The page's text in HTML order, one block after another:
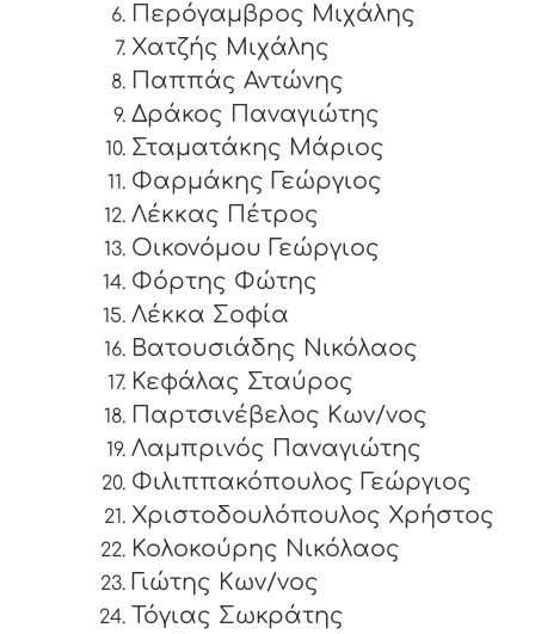
Περόγαμβρος Μιχάλης
Χατζής Μιχάλης
Παππάς Αντώνης
Δράκος Παναγιώτης
Σταματάκης Μάριος
Φαρμάκης Γεώργιος
Λέκκας Πέτρος
Οικονόμου Γεώργιος
Φόρτης Φώτης
Λέκκα Σοφία
Βατουσιάδης Νικόλαος
Κεφάλας Σταύρος
Παρτσινέβελος Κων/νος
Λαμπρινός Παναγιώτης
Φιλιππακόπουλος Γεώργιος
Χριστοδουλόπουλος Χρήστος
Κολοκούρης Νικόλαος
Γιώτης Κων/νος
Τόγιας Σωκράτης